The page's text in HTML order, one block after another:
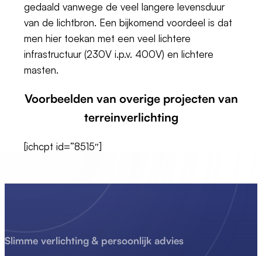
gedaald vanwege de veel langere levensduur
van de lichtbron. Een bijkomend voordeel is dat
men hier toekan met een veel lichtere
infrastructuur (230V i.p.v. 400V) en lichtere
masten.
Voorbeelden van overige projecten van
terreinverlichting
[ichcpt id=”8515″]
Slimme verlichting & persoonlijk advies